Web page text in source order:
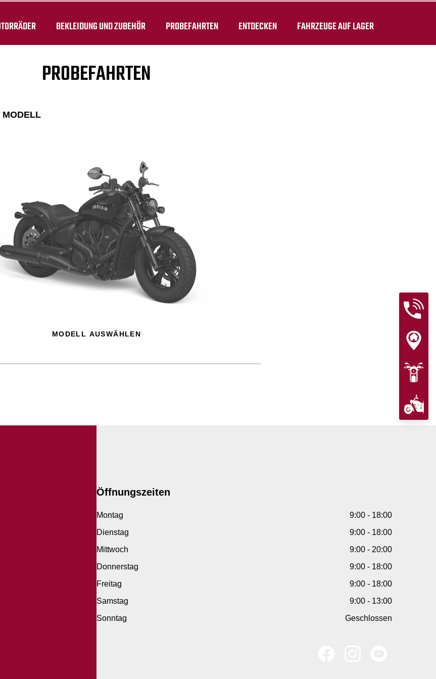
BEKLEIDUNG UND ZUBEHÖR PROBEFAHRTEN ENTDECKEN FAHRZEUGE AUF LAGER
PROBEFAHRTEN
MODELL
MODELL AUSWÄHLEN
Öffnungszeiten
Montag
9:00 - 18:00
Dienstag
9:00 - 18:00
Mittwoch
9:00 - 20:00
Donnerstag
9:00 - 18:00
Freitag
9:00 - 18:00
Samstag
9:00 - 13:00
Sonntag
Geschlossen